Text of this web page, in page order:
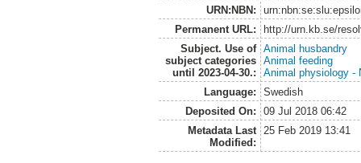
URN:NBN:
Permanent URL:
http://urn.kb.se/
Subject. Use of
subject categories
until 2023-04-30.:
Animal husbandry
Animal feeding
Animal physiology -
Language:
Swedish
Deposited On:
09 Jul 2018 06:42
Metadata Last
Modified:
25 Feb 2019 13:41